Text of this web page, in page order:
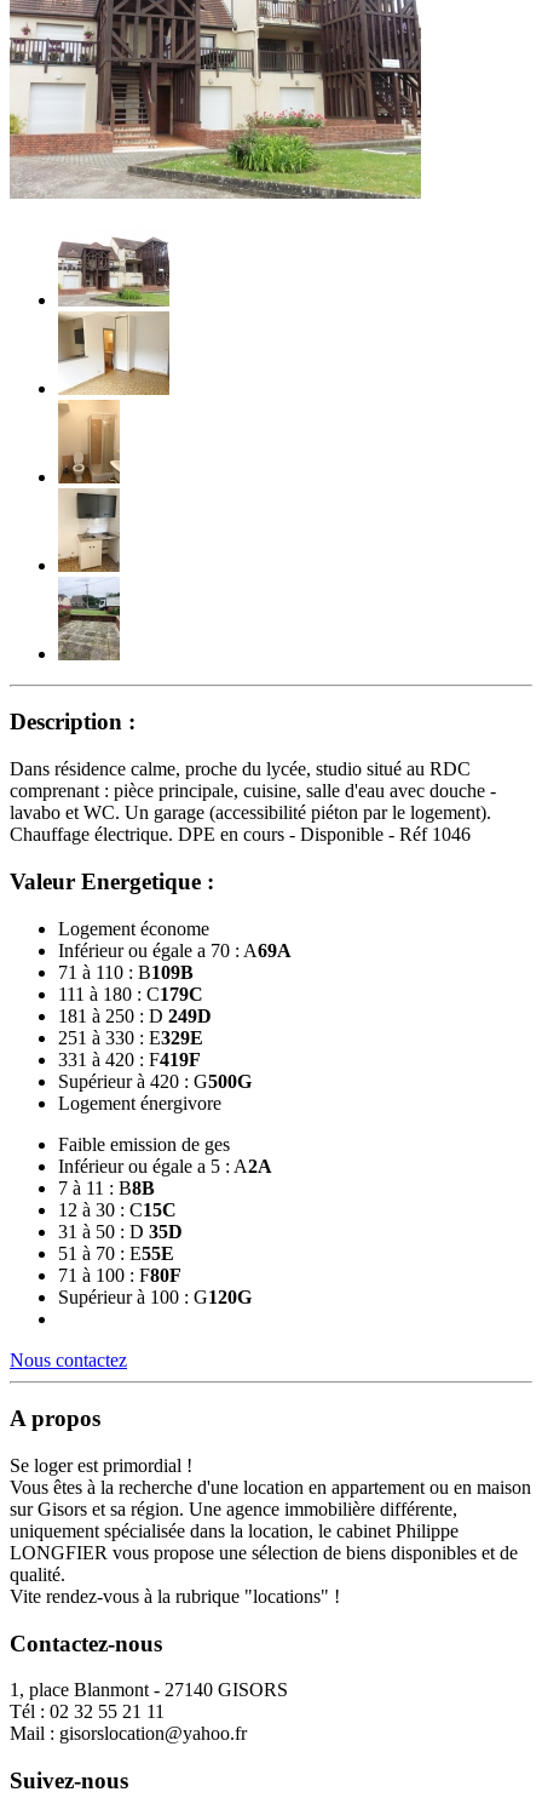
Description :
Dans résidence calme, proche du lycée, studio situé au RDC
comprenant : pièce principale, cuisine, salle d'eau avec douche -
lavabo et WC. Un garage (accessibilité piéton par le logement).
Chauffage électrique. DPE en cours - Disponible - Réf 1046
Valeur Energetique :
Logement économe
Inférieur ou égale a 70 : A69A
71 à 110 : B109B
111 à 180 : C179C
181 à 250 : D 249D
251 à 330 : E329E
331 à 420 : F419F
Supérieur à 420 : G500G
Logement énergivore
Faible emission de ges
Inférieur ou égale a 5 : A2A
7 à 11 : B8B
12 à 30 : C15C
31 à 50 : D 35D
51 à 70 : E55E
71 à 100 : F80F
Supérieur à 100 : G120G
Nous contactez
A propos
Se loger est primordial !
Vous êtes à la recherche d'une location en appartement ou en maison
sur Gisors et sa région. Une agence immobilière différente,
uniquement spécialisée dans la location, le cabinet Philippe
LONGFIER vous propose une sélection de biens disponibles et de
qualité.
Vite rendez-vous à la rubrique "locations" !
Contactez-nous
1, place Blanmont - 27140 GISORS
Tél : 02 32 55 21 11
Mail : gisorslocation@yahoo.fr
Suivez-nous